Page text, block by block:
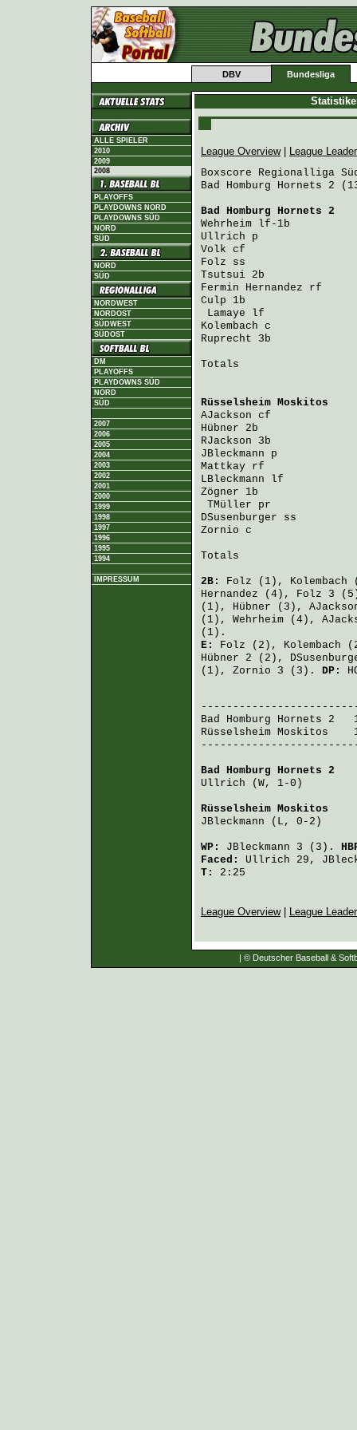
DBV Bundesliga
ALLE SPIELER
2010
2009
2008
PLAYOFFS
PLAYDOWNS NORD
PLAYDOWNS SÜD
NORD
SÜD
NORD
SÜD
NORDWEST
NORDOST
SÜDWEST
SÜDOST
DM
PLAYOFFS
PLAYDOWNS SÜD
NORD
SÜD
2007
2006
2005
2004
2003
2002
2001
2000
1999
1998
1997
1996
1995
1994
IMPRESSUM
League Overview|
League
Boxscore Regionalliga
Bad Homburg Hornets 2
Bad Homburg Hornets 2
Wehrheim lf-1b
Ullrich p
Volk cf
Folz ss
Tsutsui 2b
Fermin Hernandez rf
Culp 1b
Lamaye lf                3
Kolembach c
Ruprecht 3b
Totals
Rüsselsheim Moskitos
AJackson cf
Hübner 2b
RJackson 3b
JBleckmann p
Mattkay rf
LBleckmann lf
Zögner 1b
TMüller pr
DSusenburger ss
Zornio c
Totals
2B: Folz (1), Kolembach
Hernandez (4), Folz 3
(1), Hübner (3),
(1), Wehrheim (4),
(1).
E: Folz (2), Kolembach
Hübner 2 (2),
(1), Zornio 3 (3). DP:
Bad Homburg Hornets 2
Rüsselsheim Moskitos
Bad Homburg Hornets 2
Ullrich (W, 1-0)
Rüsselsheim Moskitos
JBleckmann (L, 0-2)
WP: JBleckmann 3 (3).
Faced: Ullrich 29,
T:
2:25
League Overview| League
| © Deutscher Baseball &